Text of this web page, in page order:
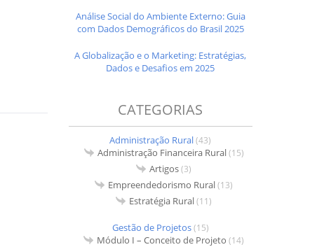
Análise Social do Ambiente Externo: Guia
com Dados Demográficos do Brasil 2025
A Globalização e o Marketing: Estratégias,
Dados e Desafios em 2025
CATEGORIAS
Administração Rural(43)
Administração Financeira Rural(15)
Artigos(3)
Empreendedorismo Rural(13)
Estratégia Rural(11)
Gestão de Projetos(15)
Módulo I – Conceito de Projeto (14)